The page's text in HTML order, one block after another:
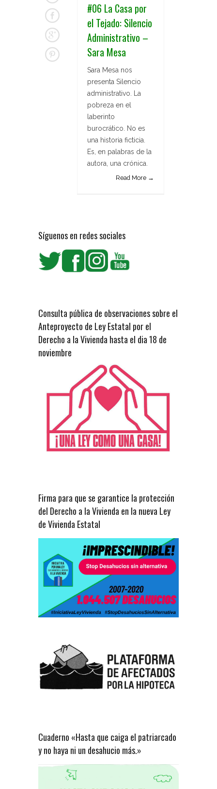
#06 La Casa por
el Tejado: Silencio
Administrativo –
Sara Mesa
Sara Mesa nos
presenta Silencio
administrativo. La
pobreza en el
laberinto
burocrático. No es
una historia ficticia.
Es, en palabras de la
autora, una crónica.
Read More →
Síguenos en redes sociales
Consulta pública de observaciones sobre el
Anteproyecto de Ley Estatal por el
Derecho a la Vivienda hasta el dia 18 de
noviembre
Firma para que se garantice la protección
del Derecho a la Vivienda en la nueva Ley
de Vivienda Estatal
Cuaderno «Hasta que caiga el patriarcado
y no haya ni un desahucio más.»